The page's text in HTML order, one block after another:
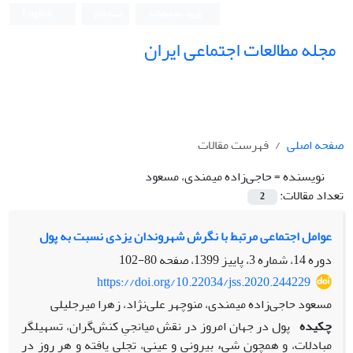
مجله مطالعات اجتماعی ایران
صفحه اصلی
فهرست مقالات
نویسنده =حاجی‌زاده میمندی، مسعود
تعداد مقالات:
2
عوامل اجتماعی مرتبط با نگرش شهروندان یزدی نسبت به پول
دوره 14، شماره 3، پاییز 1399، صفحه
80-102
https://doi.org/10.22034/jss.2020.244229
مسعود حاجی‌زاده میمندی، منوچهر علی‌نژاد، زهرا میرجلیلی
چکیده پول در جهان امروز در نقش میانجیِ کنش‌گران، تسهیل‍گر
مبادلات، و همچون شیء بیرونی و عینی، تجلی یافته و هر روز در